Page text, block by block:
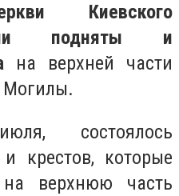
Киевского
подняты и
на верхней части
Могилы.
состоялось
крестов, которые
верхнюю часть